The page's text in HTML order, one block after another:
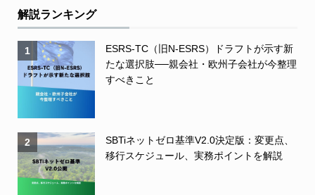
解説ランキング
1
ESRS-TC（旧N-ESRS）ドラフトが示す新
たな選択肢──親会社・欧州子会社が今整理
すべきこと
2
SBTiネットゼロ基準V2.0決定版：変更点、
移行スケジュール、実務ポイントを解説